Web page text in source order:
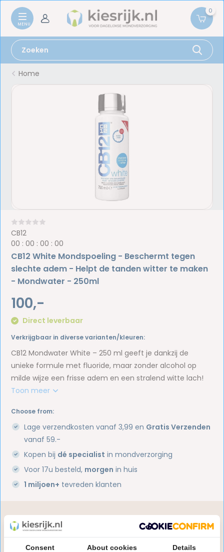
0
Home
CB12
00 :00 :00 :00
CB12 White Mondspoeling - Beschermt tegen
slechte adem - Helpt de tanden witter te maken
- Mondwater - 250ml
100,-
Direct leverbaar
Verkrijgbaar in diverse varianten/kleuren:
CB12 Mondwater White – 250 ml geeft je dankzij de
unieke formule met fluoride, maar zonder alcohol op
milde wijze een frisse adem en een stralend witte lach!
Toon meer
Choose from:
Lage verzendkosten vanaf 3,99 en Gratis Verzenden
vanaf 59.-
Kopen bij dé specialist in mondverzorging
Voor 17u besteld, morgen in huis
1 miljoen+ tevreden klanten
Heb je een vraag over dit product?
Onze specialisten helpen je graag! Spreek ons aan
in de chat of stuur een e-mail.
Consent About cookies Details